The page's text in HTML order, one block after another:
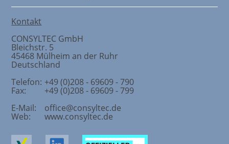
Kontakt
CONSYLTEC GmbH
Bleichstr. 5
45468 Mülheim an der Ruhr
Deutschland
Telefon: +49 (0)208 - 69609 - 790
Fax:
+49 (0)208 - 69609 - 799
E-Mail:
office@consyltec.de
Web: www.consyltec.de